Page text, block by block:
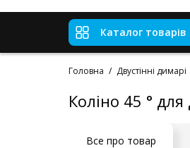
Каталог товарів
Головна Двустінні димарі
Коліно 45 °
Все про товар